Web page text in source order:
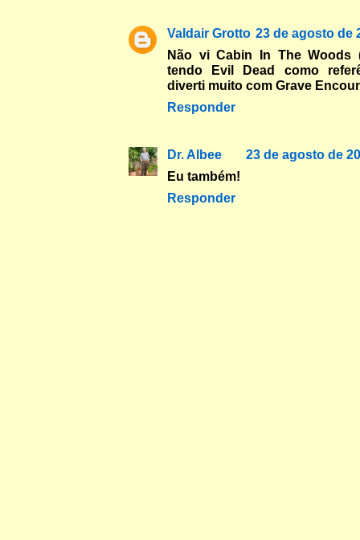
Valdair Grotto 23 de agosto de
Não vi Cabin In The Woods
tendo Evil Dead como
diverti muito com Grave
Responder
Dr. Albee
23 de agosto de
Eu também!
Responder